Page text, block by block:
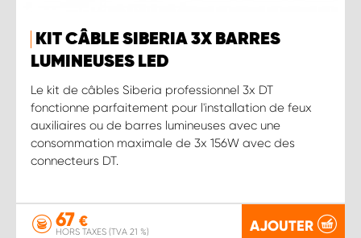
KIT CÂBLE SIBERIA 3X BARRES
LUMINEUSES LED
Le kit de câbles Siberia professionnel 3x DT
fonctionne parfaitement pour l'installation de feux
auxiliaires ou de barres lumineuses avec une
consommation maximale de 3x 156W avec des
connecteurs DT.
67 €
HORS TAXES (TVA 21 %) AJOUTER